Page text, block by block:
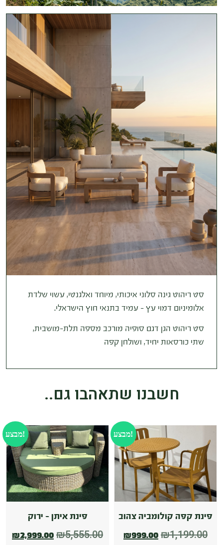
סט ריהוט גינה סלוני איכותי, מיוחד ואלגנטי, עשוי שלדת
אלומיניום דמוי עץ – עמיד בתנאי חוץ הישראלי.
סט ריהוט הגן דגם סופיה מורכב מספה תלת–מושבית,
שתי כורסאות יחיד, ושולחן קפה
חשבנו שתאהבו גם..
מבצע!
פינת קפה קולומביה צהוב
₪1,199.00
₪999.00
מבצע!
פינת איתן – ירוק
₪5,555.00
₪2,999.00